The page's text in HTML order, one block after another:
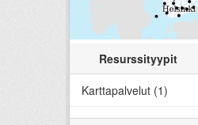
Resurssityypit
Karttapalvelut (1)